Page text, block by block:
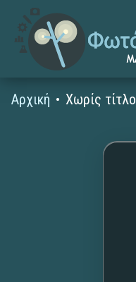
Αρχική Χωρίς τίτλο